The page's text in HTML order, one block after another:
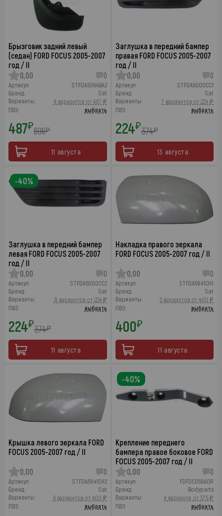
Брызговик задний левый
(седан) FORD FOCUS 2005-2007
год / II
0,00
0
Артикул:
STFDA5064BA2
Бренд:
Sat
Варианты:
9 вариантов от 487 ₽
ПВЗ:
выбрать
487₽696₽
11 августа
Заглушка в передний бампер
правая FORD FOCUS 2005-2007
год / II
0,00
0
Артикул:
STFDA5000CC1
Бренд:
Sat
Варианты:
7 вариантов от 224 ₽
ПВЗ:
выбрать
224₽374₽
13 августа
Заглушка в передний бампер
левая FORD FOCUS 2005-2007
год / II
0,00
0
Артикул:
STFDA5000CC2
Бренд:
Sat
Варианты:
8 вариантов от 224 ₽
ПВЗ:
выбрать
224₽374₽
11 августа
-40%
Накладка правого зеркала
FORD FOCUS 2005-2007 год / II
0,00 0
Артикул:
STFDA5941CH1
Бренд:
Sat
Варианты:
5 вариантов от 400 ₽
ПВЗ:
выбрать
400₽
11 августа
Крышка левого зеркала FORD
FOCUS 2005-2007 год / II
0,00 0
Артикул:
STFDA5941CH2
Бренд:
Sat
Варианты:
6 вариантов от 400 ₽
ПВЗ:
выбрать
Крепление переднего
бампера правое боковое FORD
FOCUS 2005-2007 год / II
0,00
0
Артикул:
FDFOC059A0R
Бренд:
Bodyparts
Варианты:
4 варианта от 375 ₽
ПВЗ:
выбрать
-40%